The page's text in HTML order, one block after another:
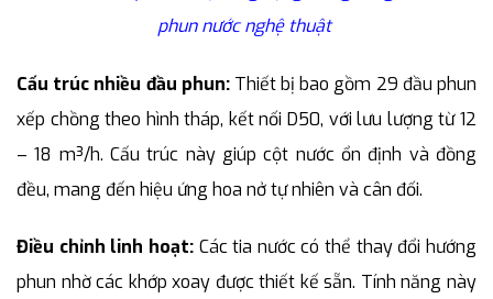
phun nước nghệ thuật
Cấu trúc nhiều đầu phun: Thiết bị bao gồm 29 đầu phun
xếp chồng theo hình tháp, kết nối D50, với lưu lượng từ 12
– 18 m³/h. Cấu trúc này giúp cột nước ổn định và đồng
đều, mang đến hiệu ứng hoa nở tự nhiên và cân đối.
Điều chỉnh linh hoạt: Các tia nước có thể thay đổi hướng
phun nhờ các khớp xoay được thiết kế sẵn. Tính năng này